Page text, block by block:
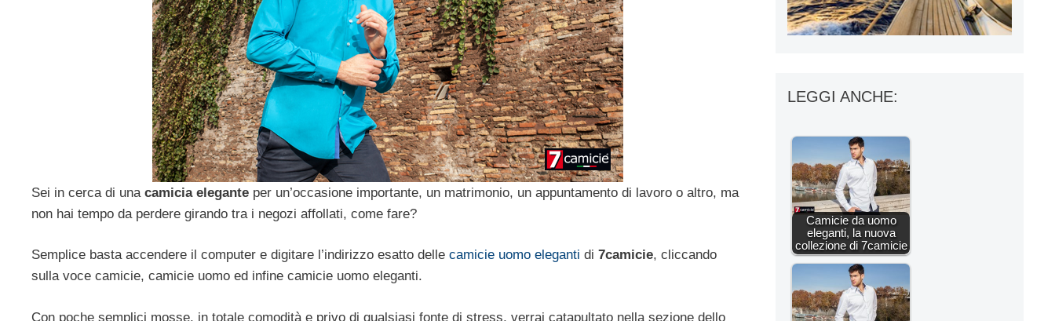
Sei in cerca di una camicia elegante per un’occasione importante, un matrimonio, un appuntamento di lavoro o altro, ma
non hai tempo da perdere girando tra i negozi affollati, come fare?
Semplice basta accendere il computer e digitare l’indirizzo esatto delle camicie uomo eleganti di 7camicie, cliccando
sulla voce camicie, camicie uomo ed infine camicie uomo eleganti.
Con poche semplici mosse, in totale comodità e privo di qualsiasi fonte di stress, verrai catapultato nella sezione dello
LEGGI ANCHE:
Camicie da uomo
eleganti, la nuova
collezione di 7camicie